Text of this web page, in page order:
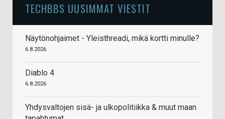
TECHBBS UUSIMMAT VIESTIT
Näytönohjaimet - Yleisthreadi, mikä kortti minulle?
6.8.2026
Diablo 4
6.8.2026
Yhdysvaltojen sisä- ja ulkopolitiikka & muut maan